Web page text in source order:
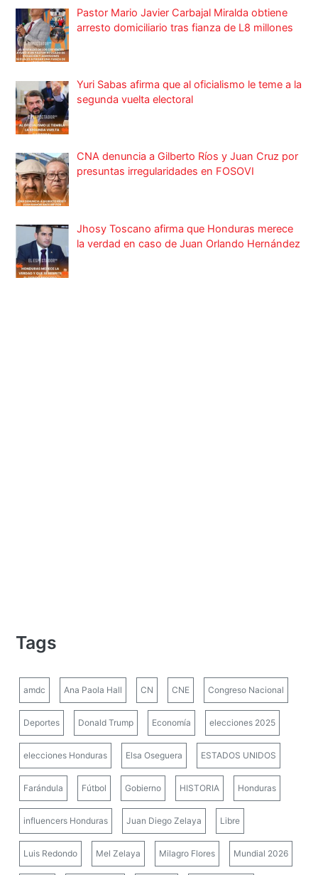
Pastor Mario Javier Carbajal Miralda obtiene
arresto domiciliario tras fianza de L8 millones
Yuri Sabas afirma que al oficialismo le teme a la
segunda vuelta electoral
CNA denuncia a Gilberto Ríos y Juan Cruz por
presuntas irregularidades en FOSOVI
Jhosy Toscano afirma que Honduras merece
la verdad en caso de Juan Orlando Hernández
Tags
amdc Ana Paola Hall CN CNE Congreso Nacional
Deportes Donald Trump Economía elecciones 2025
elecciones Honduras Elsa Oseguera ESTADOS UNIDOS
Farándula Fútbol Gobierno HISTORIA Honduras
influencers Honduras Juan Diego Zelaya Libre
Luis Redondo Mel Zelaya Milagro Flores Mundial 2026